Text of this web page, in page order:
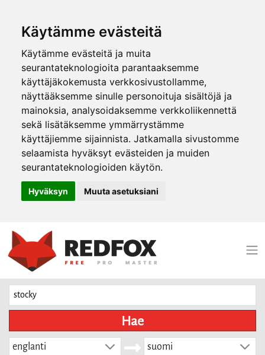
Käytämme evästeitä
Käytämme evästeitä ja muita
seurantateknologioita parantaaksemme
käyttäjäkokemusta verkkosivustollamme,
näyttääksemme sinulle personoituja sisältöjä ja
mainoksia, analysoidaksemme verkkoliikennettä
sekä lisätäksemme ymmärrystämme
käyttäjiemme sijainnista. Jatkamalla sivustomme
selaamista hyväksyt evästeiden ja muiden
seurantateknologioiden käytön.
Hyväksyn Muuta asetuksiani
Hae
englanti suomi